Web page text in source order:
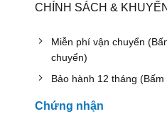
CHÍNH SÁCH &
Miễn phí vận chuyển
chuyển)
Bảo hành 12 tháng
Chứng nhận